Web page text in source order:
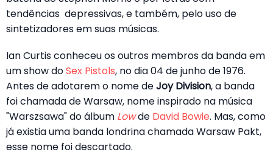
tendências depressivas, e também, pelo uso de
sintetizadores em suas músicas.
Ian Curtis conheceu os outros membros da banda em
um show doSex Pistols, no dia 04 de junho de 1976.
Antes de adotarem o nome deJoy Division, a banda
foi chamada de Warsaw, nome inspirado na música
"Warszsawa" do álbum Lowde David Bowie. Mas, como
já existia uma banda londrina chamada Warsaw Pakt,
esse nome foi descartado.